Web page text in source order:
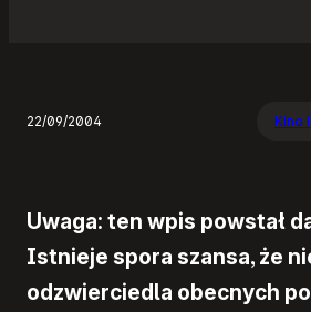
22/09/2004 Kino
Uwaga: ten wpis powstał
Istnieje spora szansa, że
odzwierciedla obecnych